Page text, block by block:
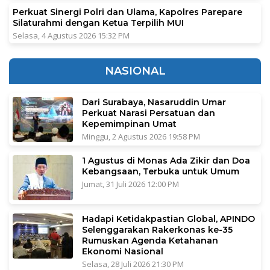
Perkuat Sinergi Polri dan Ulama, Kapolres Parepare
Silaturahmi dengan Ketua Terpilih MUI
Selasa, 4 Agustus 2026 15:32 PM
NASIONAL
Dari Surabaya, Nasaruddin Umar
Perkuat Narasi Persatuan dan
Kepemimpinan Umat
Minggu, 2 Agustus 2026 19:58 PM
1 Agustus di Monas Ada Zikir dan Doa
Kebangsaan, Terbuka untuk Umum
Jumat, 31 Juli 2026 12:00 PM
Hadapi Ketidakpastian Global, APINDO
Selenggarakan Rakerkonas ke-35
Rumuskan Agenda Ketahanan
Ekonomi Nasional
Selasa, 28 Juli 2026 21:30 PM